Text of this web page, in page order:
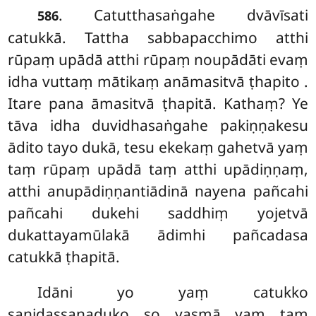
586. Catutthasaṅgahe dvāvīsati
catukkā. Tattha sabbapacchimo atthi
rūpaṃ upādā atthi rūpaṃ noupādāti evaṃ
idha vuttaṃ mātikaṃ anāmasitvā ṭhapito .
Itare pana āmasitvā ṭhapitā. Kathaṃ? Ye
tāva idha duvidhasaṅgahe pakiṇṇakesu
ādito tayo dukā, tesu ekekaṃ gahetvā yaṃ
taṃ rūpaṃ upādā taṃ atthi upādiṇṇaṃ,
atthi anupādiṇṇantiādinā nayena pañcahi
pañcahi dukehi saddhiṃ yojetvā
dukattayamūlakā ādimhi pañcadasa
catukkā ṭhapitā.
Idāni yo yaṃ catukko